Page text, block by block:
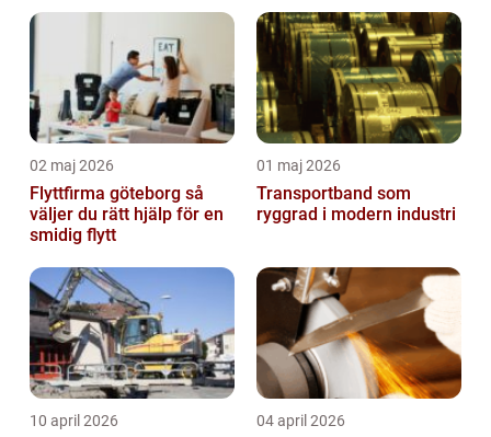
02 maj 2026
Flyttfirma göteborg så
väljer du rätt hjälp för en
smidig flytt
01 maj 2026
Transportband som
ryggrad i modern industri
10 april 2026 04 april 2026